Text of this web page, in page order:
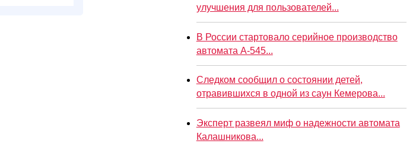
улучшения для пользователей...
В России стартовало серийное производство
автомата А-545...
Следком сообщил о состоянии детей,
отравившихся в одной из саун Кемерова...
Эксперт развеял миф о надежности автомата
Калашникова...